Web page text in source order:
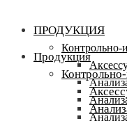
ПРОДУКЦИЯ
Контрольно-
Продукция